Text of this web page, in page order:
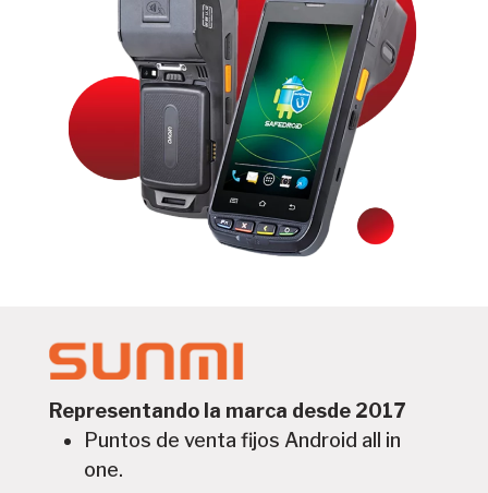
Representando la marca desde 2017
Puntos de venta fijos Android all in
one.